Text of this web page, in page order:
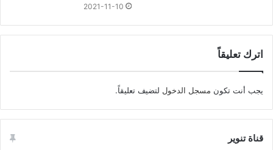
2021-11-10
اترك تعليقاً
يجب أنت تكون مسجل الدخول لتضيف تعليقاً.
قناة تنوير